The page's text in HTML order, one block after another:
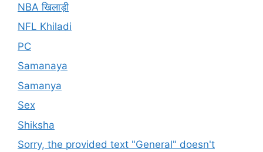
NBA खिलाड़ी
NFL Khiladi
PC
Samanaya
Samanya
Sex
Shiksha
Sorry, the provided text "General" doesn't